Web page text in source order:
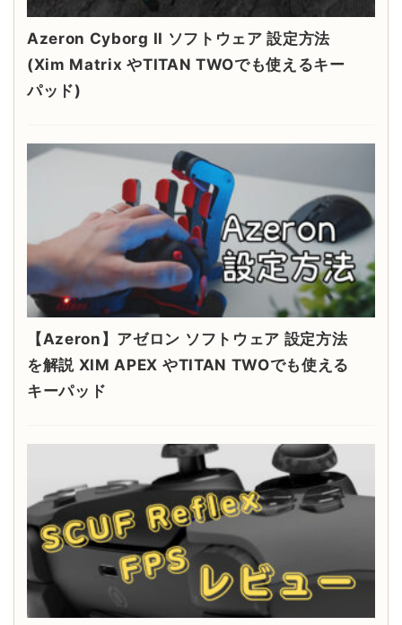
Azeron Cyborg II ソフトウェア 設定方法
(Xim Matrix やTITAN TWOでも使えるキー
パッド)
【Azeron】アゼロン ソフトウェア 設定方法
を解説 XIM APEX やTITAN TWOでも使える
キーパッド